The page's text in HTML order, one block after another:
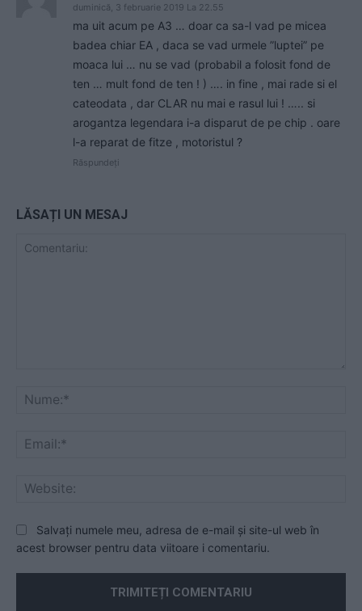
duminică, 3 februarie 2019 La 22.55
ma uit acum pe A3 … doar ca sa-l vad pe micea
badea chiar EA , daca se vad urmele ”luptei” pe
moaca lui … nu se vad (probabil a folosit fond de
ten … mult fond de ten ! ) …. in fine , mai rade si el
cateodata , dar CLAR nu mai e rasul lui ! ….. si
arogantza legendara i-a disparut de pe chip . oare
l-a reparat de fitze , motoristul ?
Răspundeți
LĂSAȚI UN MESAJ
Salvați numele meu, adresa de e-mail și site-ul web în
acest browser pentru data viitoare i comentariu.